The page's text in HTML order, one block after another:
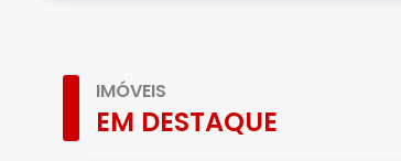
IMÓVEIS
EM DESTAQUE